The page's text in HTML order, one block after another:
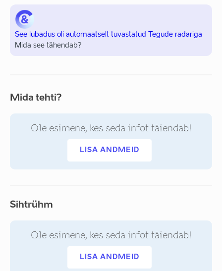
See lubadus oli automaatselt tuvastatud Tegude radariga
Mida see tähendab?
Mida tehti?
Ole esimene, kes seda infot täiendab!
LISA ANDMEID
Sihtrühm
Ole esimene, kes seda infot täiendab!
LISA ANDMEID